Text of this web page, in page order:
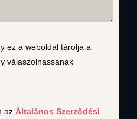
ez a weboldal tárolja a
válaszolhassanak
az Általános Szerződési